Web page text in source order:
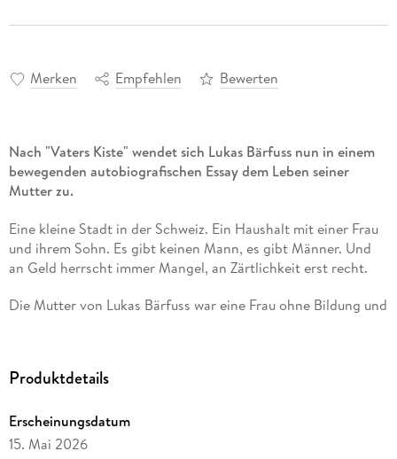
Merken Empfehlen Bewerten
Nach "Vaters Kiste" wendet sich Lukas Bärfuss nun in einem
bewegenden autobiografischen Essay dem Leben seiner
Mutter zu.
Eine kleine Stadt in der Schweiz. Ein Haushalt mit einer Frau
und ihrem Sohn. Es gibt keinen Mann, es gibt Männer. Und
an Geld herrscht immer Mangel, an Zärtlichkeit erst recht.
Die Mutter von Lukas Bärfuss war eine Frau ohne Bildung und
sie sich selbst; ihr Sohn landete auf der Straße. Sie hatte nur
blieb ihr kein anderer Ausweg als die Armutsmigration in die
Dominikanische Republik, aus einem der wohlhabendsten
Produktdetails
Erscheinungsdatum
15. Mai 2026